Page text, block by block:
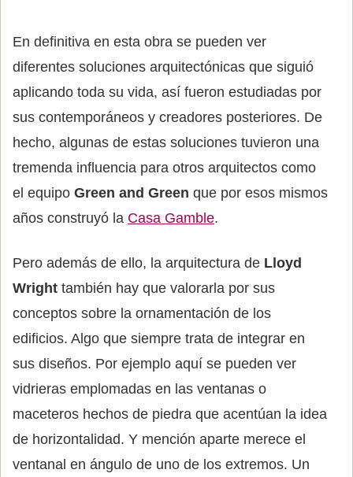
En definitiva en esta obra se pueden ver
diferentes soluciones arquitectónicas que siguió
aplicando toda su vida, así fueron estudiadas por
sus contemporáneos y creadores posteriores. De
hecho, algunas de estas soluciones tuvieron una
tremenda influencia para otros arquitectos como
el equipo Green and Green que por esos mismos
años construyó la Casa Gamble.
Pero además de ello, la arquitectura de Lloyd
Wright también hay que valorarla por sus
conceptos sobre la ornamentación de los
edificios. Algo que siempre trata de integrar en
sus diseños. Por ejemplo aquí se pueden ver
vidrieras emplomadas en las ventanas o
maceteros hechos de piedra que acentúan la idea
de horizontalidad. Y mención aparte merece el
ventanal en ángulo de uno de los extremos. Un